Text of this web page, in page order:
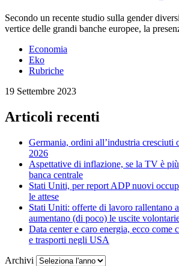
Secondo un recente studio sulla gender
vertice delle grandi banche europee, la
Economia
Eko
Rubriche
19 Settembre 2023
Articoli recenti
Germania, ordini all’industria cresciuti
2026
Aspettative di inflazione, se la TV è
banca centrale
Stati Uniti, per report ADP nuovi
le attese
Stati Uniti: offerte di lavoro rallentano
aumentano (di poco) le uscite
Data center e caro energia, ecco come
e trasporti negli USA
Archivi